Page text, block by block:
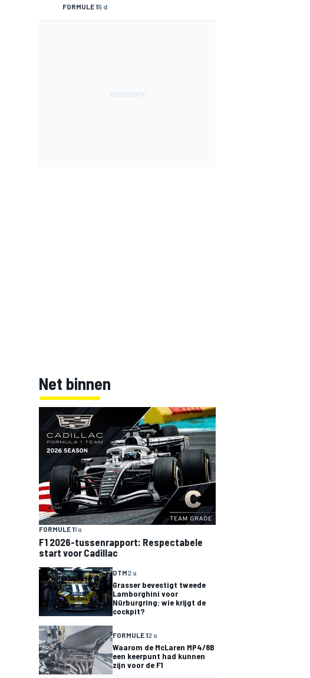
FORMULE 15 d
Net binnen
FORMULE 11 u
F1 2026-tussenrapport: Respectabele
start voor Cadillac
DTM2 u
Grasser bevestigt tweede
Lamborghini voor
Nürburgring: wie krijgt de
cockpit?
FORMULE 12 u
Waarom de McLaren MP4/8B
een keerpunt had kunnen
zijn voor de F1